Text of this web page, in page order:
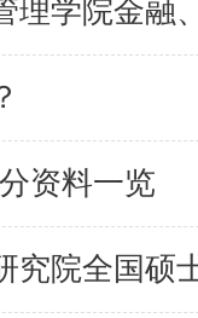
京大学智
总】的内
争大，压
研集训营，
资料一览